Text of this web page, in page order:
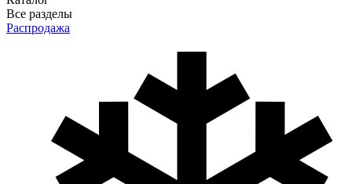
Все разделы
Распродажа